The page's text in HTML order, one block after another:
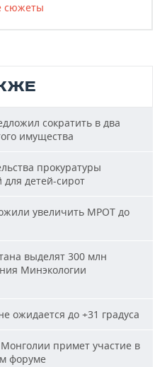
сюжеты
сократить в два
имущества
прокуратуры
детей-сирот
увеличить МРОТ до
выделят 300 млн
Минэкологии
ожидается до +31 градуса
примет участие в
форуме